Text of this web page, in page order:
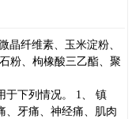
晶纤维素、玉米淀粉、
粉、枸橡酸三乙酯、聚
于下列情况。 1、 镇
、牙痛、神经痛、肌肉